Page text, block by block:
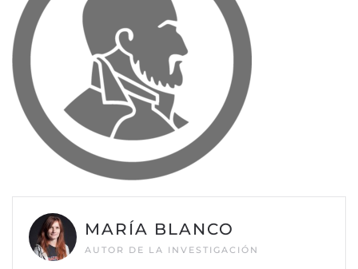
MARÍA BLANCO
AUTOR DE LA INVESTIGACIÓN